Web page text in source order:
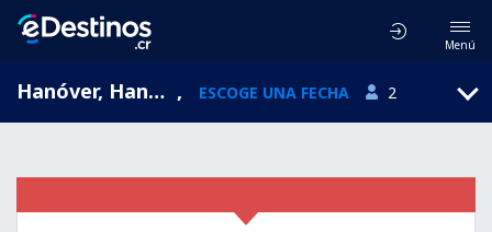
Menú
Hanóver, Hanóver, Lower Saxony, Alemania (HAJ) , ESCOGE UNA FECHA 2